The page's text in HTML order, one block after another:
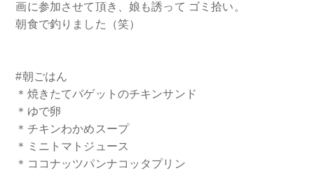
画に参加させて頂き、娘も誘って ゴミ拾い。
朝食で釣りました（笑）
#朝ごはん
＊焼きたてバゲットのチキンサンド
＊ゆで卵
＊チキンわかめスープ
＊ミニトマトジュース
＊ココナッツパンナコッタプリン